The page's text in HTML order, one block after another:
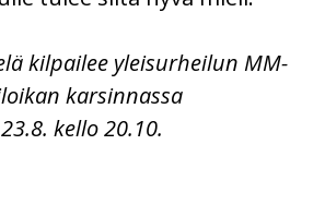
kilpailee yleisurheilun MM-
karsinnassa
kello 20.10.